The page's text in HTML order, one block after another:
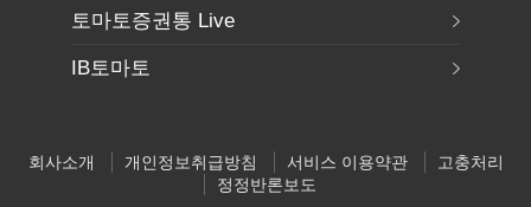
토마토증권통 Live
IB토마토
회사소개 개인정보취급방침 서비스 이용약관
고충처리
정정반론보도